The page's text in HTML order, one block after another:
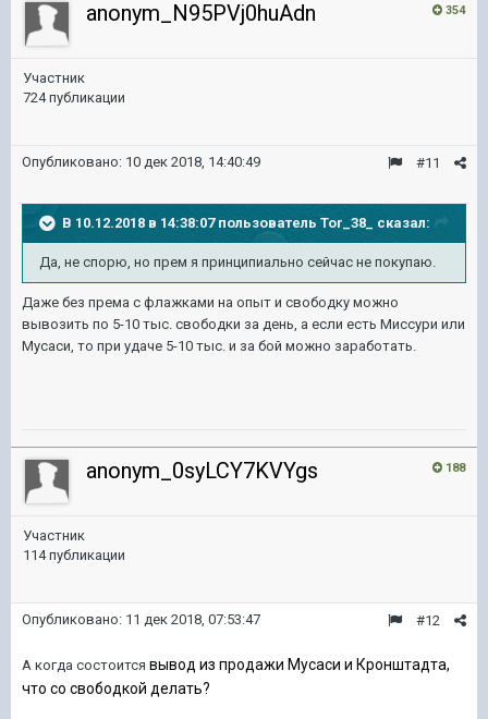
354
anonym_N95PVj0huAdn
Участник
724 публикации
#11
Опубликовано: 10 дек 2018, 14:40:49
В 10.12.2018 в 14:38:07 пользователь Tor_38_ сказал:
Да, не спорю, но прем я принципиально сейчас не покупаю.
Даже без према с флажками на опыт и свободку можно
вывозить по 5-10 тыс. свободки за день, а если есть Миссури или
Мусаси, то при удаче 5-10 тыс. и за бой можно заработать.
188
anonym_0syLCY7KVYgs
Участник
114 публикации
#12
Опубликовано: 11 дек 2018, 07:53:47
А когда состоится вывод из продажи Мусаси и Кронштадта,
что со свободкой делать?